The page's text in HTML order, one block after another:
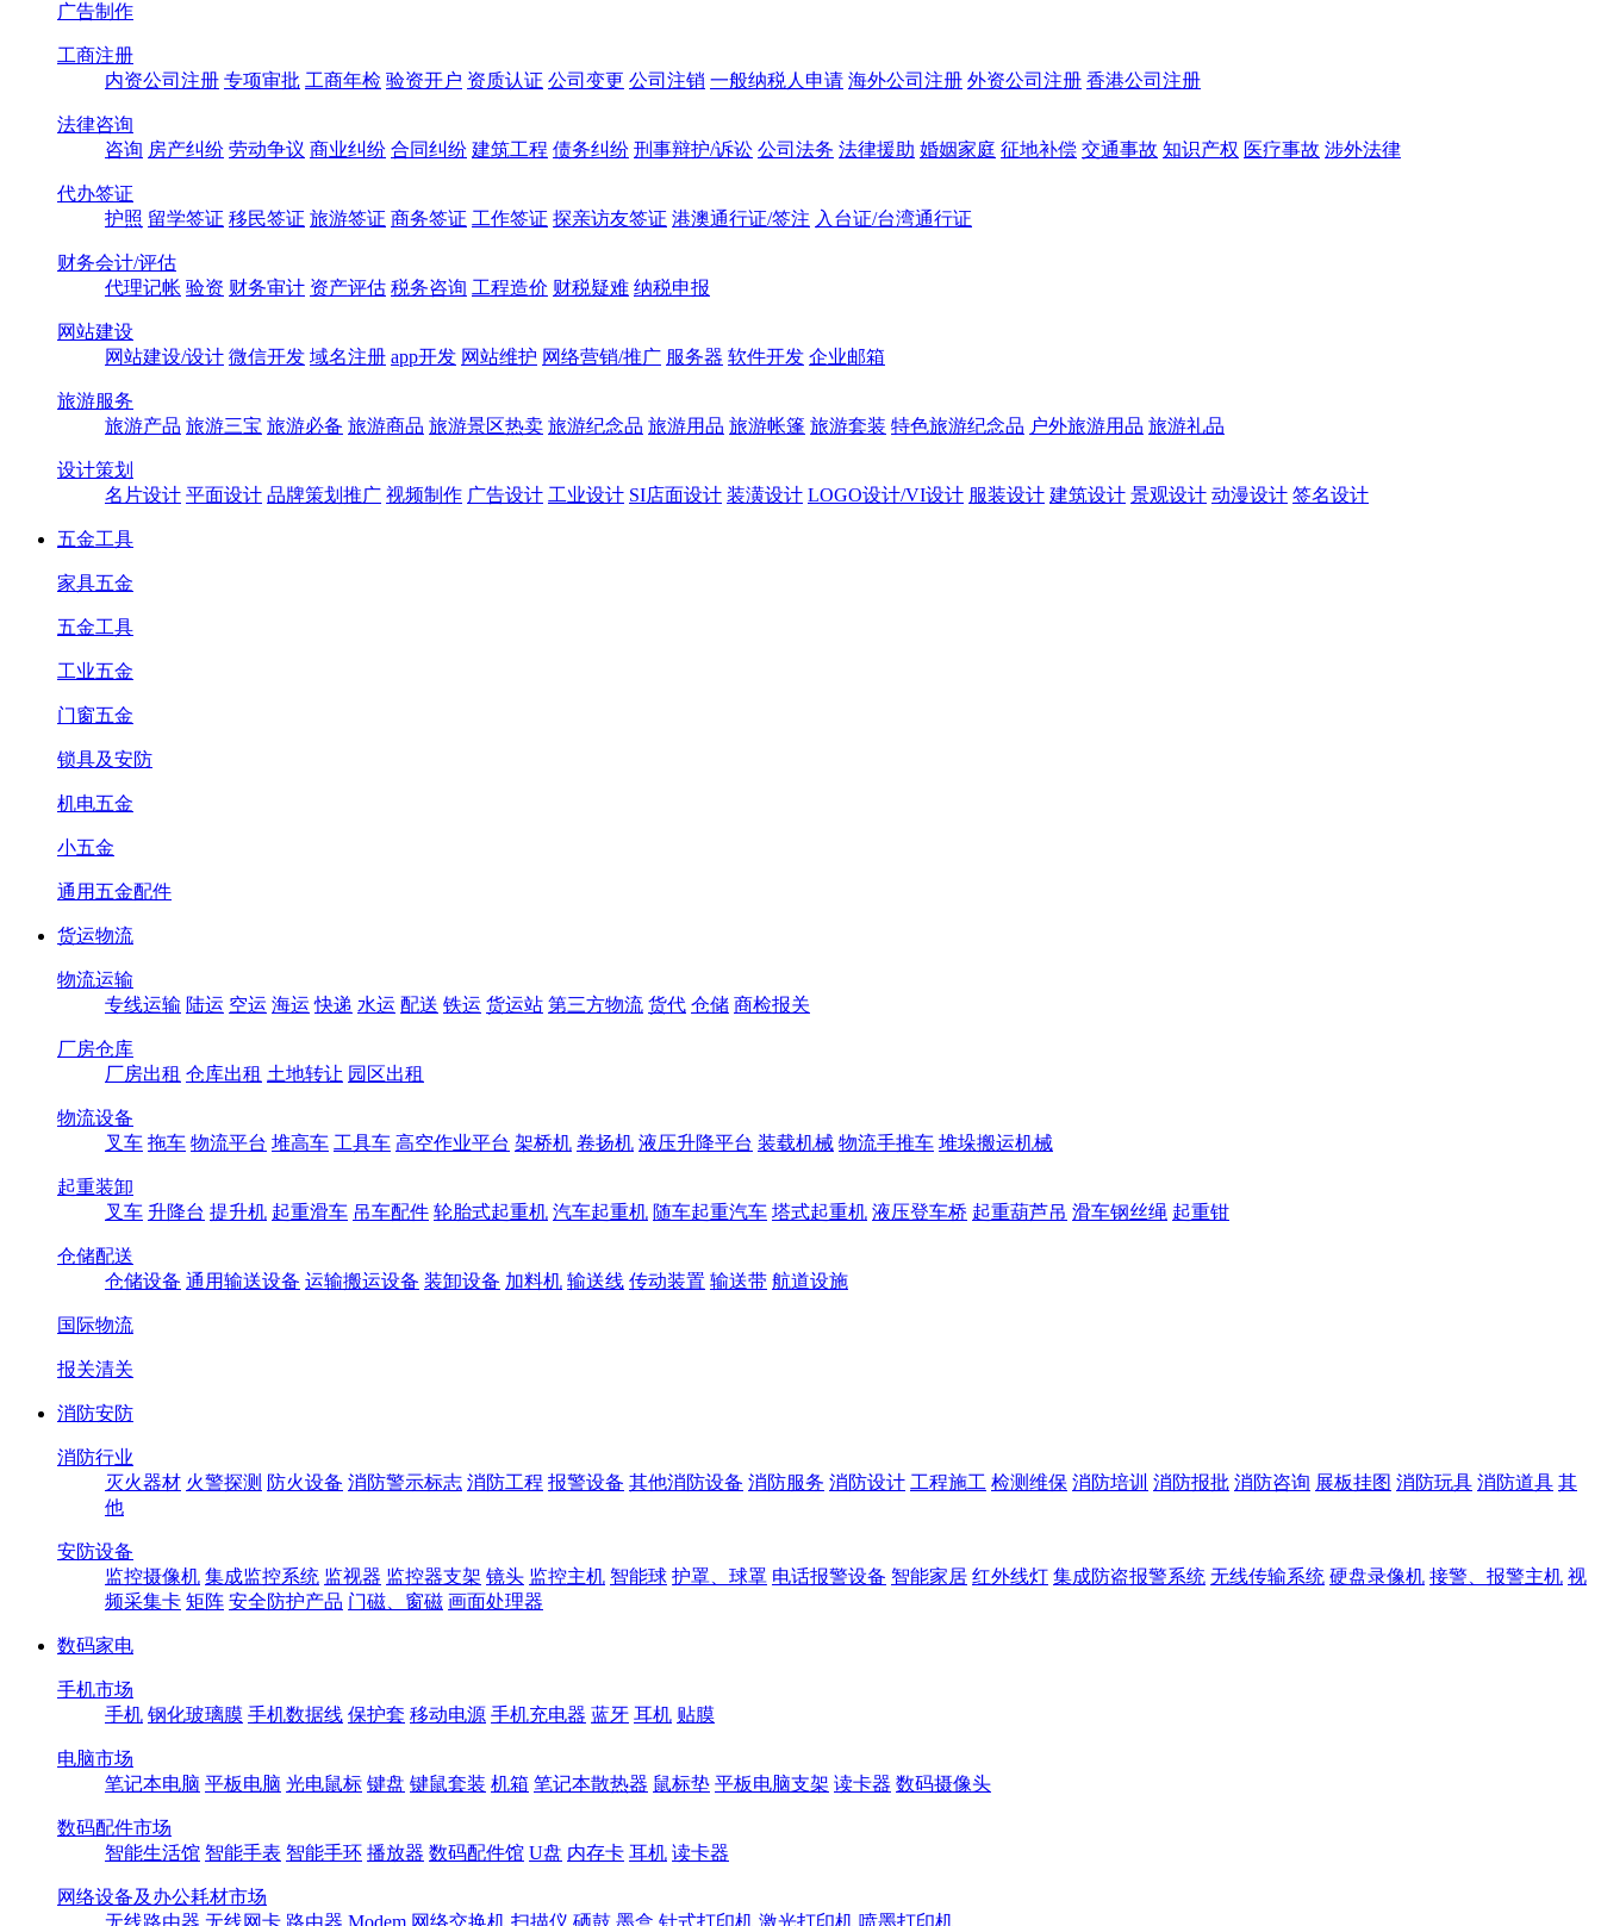
广告制作
工商注册
内资公司注册 专项审批 工商年检 验资开户 资质认证 公司变更 公司注销 一般纳税人申请 海外公司注册 外资公司注册 香港公司注册
法律咨询
咨询 房产纠纷 劳动争议 商业纠纷 合同纠纷 建筑工程 债务纠纷 刑事辩护/诉讼 公司法务 法律援助 婚姻家庭 征地补偿 交通事故 知识产权 医疗事故 涉外法律
代办签证
护照 留学签证 移民签证 旅游签证 商务签证 工作签证 探亲访友签证 港澳通行证/签注 入台证/台湾通行证
财务会计/评估
代理记帐 验资 财务审计 资产评估 税务咨询 工程造价 财税疑难 纳税申报
网站建设
网站建设/设计 微信开发 域名注册 app开发 网站维护 网络营销/推广 服务器 软件开发 企业邮箱
旅游服务
旅游产品 旅游三宝 旅游必备 旅游商品 旅游景区热卖 旅游纪念品 旅游用品 旅游帐篷 旅游套装 特色旅游纪念品 户外旅游用品 旅游礼品
设计策划
名片设计 平面设计 品牌策划推广 视频制作 广告设计 工业设计 SI店面设计 装潢设计 LOGO设计/VI设计 服装设计 建筑设计 景观设计 动漫设计 签名设计
五金工具
家具五金
五金工具
工业五金
门窗五金
锁具及安防
机电五金
小五金
通用五金配件
货运物流
物流运输
专线运输 陆运 空运 海运 快递 水运 配送 铁运 货运站 第三方物流 货代 仓储 商检报关
厂房仓库
厂房出租 仓库出租 土地转让 园区出租
物流设备
叉车 拖车 物流平台 堆高车 工具车 高空作业平台 架桥机 卷扬机 液压升降平台 装载机械 物流手推车 堆垛搬运机械
起重装卸
叉车 升降台 提升机 起重滑车 吊车配件 轮胎式起重机 汽车起重机 随车起重汽车 塔式起重机 液压登车桥 起重葫芦吊 滑车钢丝绳 起重钳
仓储配送
仓储设备 通用输送设备 运输搬运设备 装卸设备 加料机 输送线 传动装置 输送带 航道设施
国际物流
报关清关
消防安防
消防行业
灭火器材 火警探测 防火设备 消防警示标志 消防工程 报警设备 其他消防设备 消防服务 消防设计 工程施工 检测维保 消防培训 消防报批 消防咨询 展板挂图 消防玩具 消防道具 其
他
安防设备
监控摄像机 集成监控系统 监视器 监控器支架 镜头 监控主机 智能球 护罩、球罩 电话报警设备 智能家居 红外线灯 集成防盗报警系统 无线传输系统 硬盘录像机 接警、报警主机 视
频采集卡 矩阵 安全防护产品 门磁、窗磁 画面处理器
数码家电
手机市场
手机 钢化玻璃膜 手机数据线 保护套 移动电源 手机充电器 蓝牙 耳机 贴膜
电脑市场
笔记本电脑 平板电脑 光电鼠标 键盘 键鼠套装 机箱 笔记本散热器 鼠标垫 平板电脑支架 读卡器 数码摄像头
数码配件市场
智能生活馆 智能手表 智能手环 播放器 数码配件馆 U盘 内存卡 耳机 读卡器
网络设备及办公耗材市场
无线路由器 无线网卡 路由器 Modem 网络交换机 扫描仪 硒鼓 墨盒 针式打印机 激光打印机 喷墨打印机